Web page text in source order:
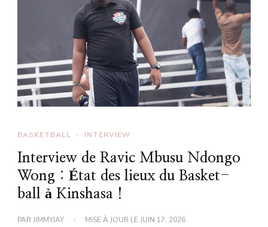
BASKETBALL INTERVIEW
Interview de Ravic Mbusu Ndongo
Wong : État des lieux du Basket-
ball à Kinshasa !
PARJIMMYJAY MISE À JOUR LEJUIN 17, 2026